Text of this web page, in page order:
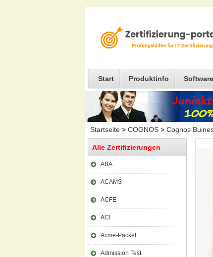
Start Produktinfo Software
Startseite > COGNOS > Cognos
Alle Zertifizierungen
ABA
ACAMS
ACFE
ACI
Acme-Packet
Admission Test